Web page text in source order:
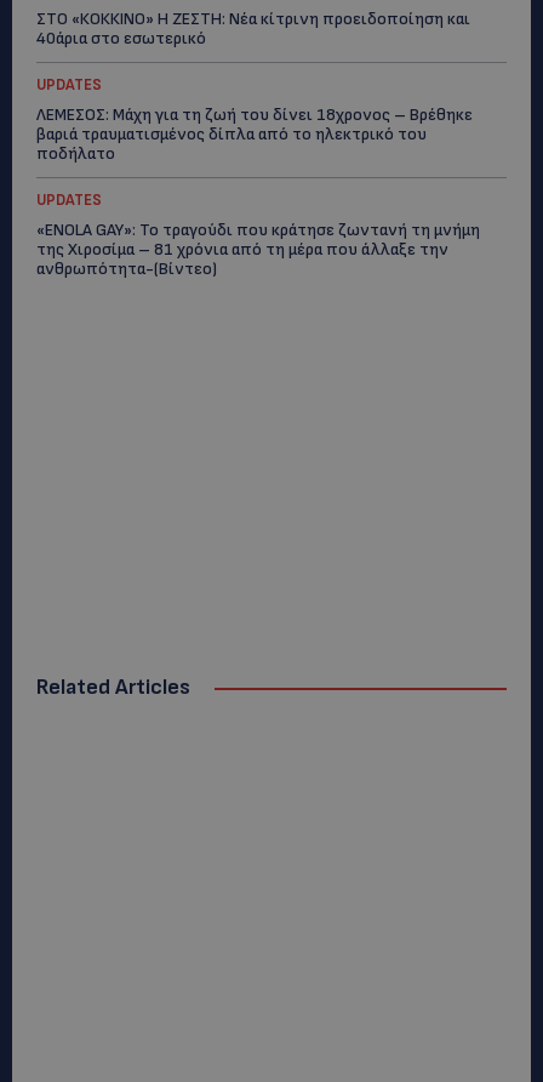
ΣΤΟ «ΚΟΚΚΙΝΟ» Η ΖΕΣΤΗ: Νέα κίτρινη προειδοποίηση και
40άρια στο εσωτερικό
UPDATES
ΛΕΜΕΣΟΣ: Μάχη για τη ζωή του δίνει 18χρονος – Βρέθηκε
βαριά τραυματισμένος δίπλα από το ηλεκτρικό του
ποδήλατο
UPDATES
«ENOLA GAY»: Το τραγούδι που κράτησε ζωντανή τη μνήμη
της Χιροσίμα – 81 χρόνια από τη μέρα που άλλαξε την
ανθρωπότητα-(Bίντεο)
Related Articles